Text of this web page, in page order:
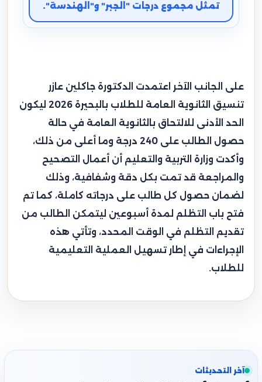
تمثل مجموع درجات "الجبر" و"الهندسة".
على الجانب الآخر اعتمدت الدكتورة جاكلين عازر
تنسيق الثانوية العامة للطلاب بالبحيرة 2026 ليكون
الحد الأدنى للالتحاق بالثانوية العامة في حالة
حصول الطالب على 240 درجة وما أعلى من ذلك،
وأكدت وزارة التربية والتعليم أن أعمال التصحيح
والمراجعة قد تمت بكل دقة وشفافية، وذلك
لضمان حصول كل طالب على درجاته كاملة، كما تم
فتح باب التظلم لمدة أسبوعين ليتمكن الطالب من
تقديم التظلم في الوقت المحدد، وتأتي هذه
الإجراءات في إطار تسهيل العملية التعليمية
للطلاب.
آخر التحديثات